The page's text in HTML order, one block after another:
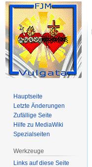
Hauptseite
Letzte Änderungen
Zufällige Seite
Hilfe zu MediaWiki
Spezialseiten
Werkzeuge
Links auf diese Seite